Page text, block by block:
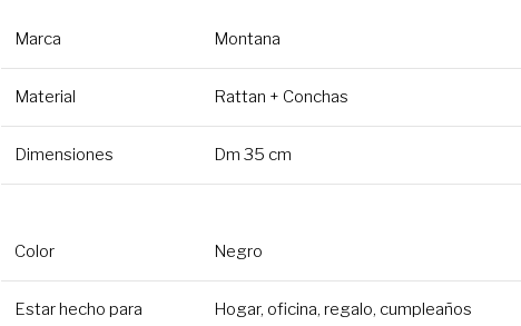
Marca Montana
Material Rattan + Conchas
Dimensiones Dm 35 cm
Color Negro
Estar hecho para Hogar, oficina, regalo, cumpleaños